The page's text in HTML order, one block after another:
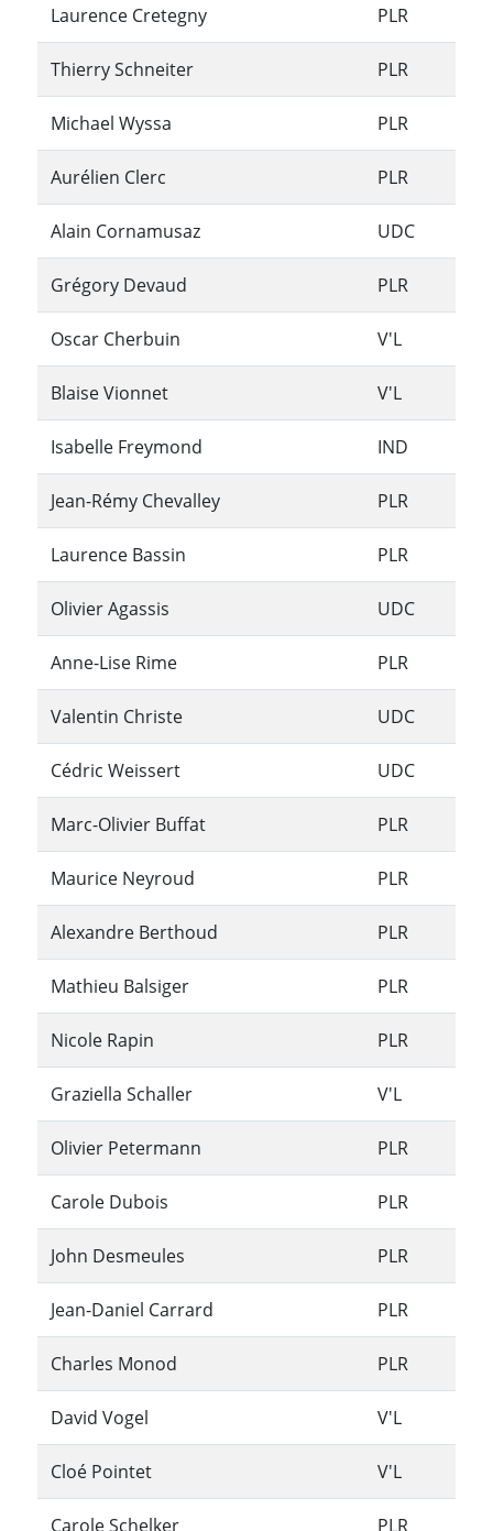
Laurence Cretegny PLR
Thierry Schneiter PLR
Michael Wyssa PLR
Aurélien Clerc PLR
Alain Cornamusaz UDC
Grégory Devaud PLR
Oscar Cherbuin V'L
Blaise Vionnet V'L
Isabelle Freymond IND
Jean-Rémy Chevalley PLR
Laurence Bassin PLR
Olivier Agassis UDC
Anne-Lise Rime PLR
Valentin Christe UDC
Cédric Weissert UDC
Marc-Olivier Buffat PLR
Maurice Neyroud PLR
Alexandre Berthoud PLR
Mathieu Balsiger PLR
Nicole Rapin PLR
Graziella Schaller V'L
Olivier Petermann PLR
Carole Dubois PLR
John Desmeules PLR
Jean-Daniel Carrard PLR
Charles Monod PLR
David Vogel V'L
Cloé Pointet V'L
Carole Schelker PLR